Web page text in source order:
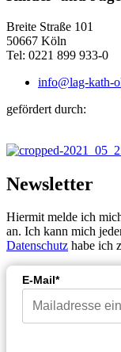
Breite Straße 101
50667 Köln
Tel: 0221 899 933-0
info@lag-kath-
gefördert durch:
Newsletter
Hiermit melde ich
an. Ich kann mich
Datenschutz habe ich
E-Mail*